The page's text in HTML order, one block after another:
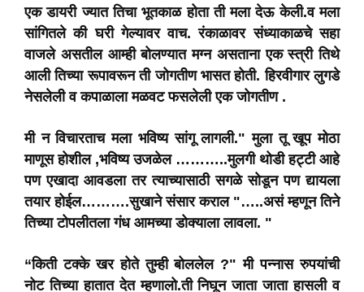
एक डायरी ज्यात तिचा भूतकाळ होता ती मला देऊ केली.व मला
सांगितले की घरी गेल्यावर वाच. रंकाळावर संध्याकाळचे सहा
वाजले असतील आम्ही बोलण्यात मग्न असताना एक स्त्री तिथे
आली तिच्या रूपावरून ती जोगतीण भासत होती. हिरवीगार लुगडे
नेसलेली व कपाळाला मळवट फसलेली एक जोगतीण .
मी न विचारताच मला भविष्य सांगू लागली." मुला तू खूप मोठा
माणूस होशील ,भविष्य उजळेल ………..मुलगी थोडी हट्टी आहे
पण एखादा आवडला तर त्याच्यासाठी सगळे सोडून पण द्यायला
तयार होईल……….सुखाने संसार कराल "…..असं म्हणून तिने
तिच्या टोपलीतला गंध आमच्या डोक्याला लावला. "
“किती टक्के खर होते तुम्ही बोललेल ?" मी पन्नास रुपयांची
नोट तिच्या हातात देत म्हणालो.ती निघून जाता जाता हासली व